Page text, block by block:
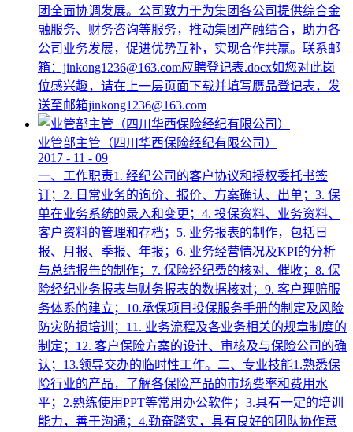
团全面协调发展。公司致力于为集团各公司提供综合金
融服务、财务咨询等服务，推动集团产融结合，助力各
公司业务发展，促进优势互补，实现合作共赢。联系邮
箱：jinkong1236@163.com应聘登记表.docx如您对此岗
位感兴趣，请在上一层页面下载并填写赝品登记表，发
送至邮箱jinkong1236@163.com
业管部主管（四川华西保险经纪有限公司）
2017 - 11 - 09
一、工作职责1. 经纪公司的客户协议和授权委托书签
订；2. 日常业务的询价、报价、方案确认、出单；3. 保
单在业务系统的录入和变更；4. 投保资料、业务资料、
客户资料的管理和存档；5. 业务报表的制作，包括日
报、月报、季报、年报；6. 业务经营情况及KPI的分析
与总结报告的制作；7. 保险经纪费的核对、催收；8. 保
险经纪业务报表与财务报表的数据核对；9. 客户理赔服
务体系的建立；10.承保项目投保服务手册的制定及风险
防灾防损培训；11. 业务流程及各业务相关的规章制度的
制定；12. 客户保险方案的设计、审核及与保险公司的确
认；13.领导交办的临时性工作。二、专业技能1.熟悉保
险行业的产品，了解各保险产品的市场费率和费用水
平；2.熟练使用PPT等常用办公软件；3.具有一定的培训
能力，善于沟通；4.勤奋踏实，具有良好的团队协作意